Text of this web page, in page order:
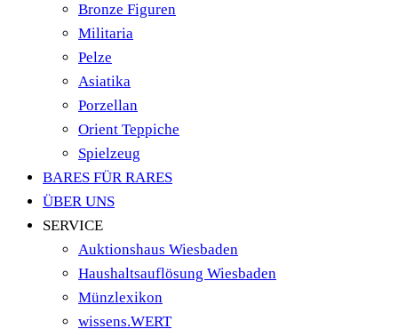
Bronze Figuren
Militaria
Pelze
Asiatika
Porzellan
Orient Teppiche
Spielzeug
BARES FÜR RARES
ÜBER UNS
SERVICE
Auktionshaus Wiesbaden
Haushaltsauflösung Wiesbaden
Münzlexikon
wissens.WERT